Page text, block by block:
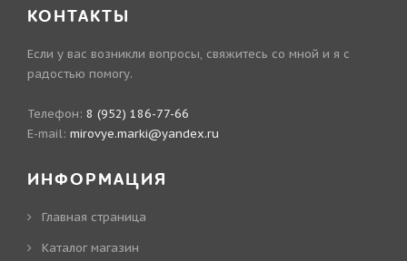
КОНТАКТЫ
Если у вас возникли вопросы, свяжитесь со мной и я с
радостью помогу.
Телефон: 8 (952) 186-77-66
E-mail: mirovye.marki@yandex.ru
ИНФОРМАЦИЯ
Главная страница
Каталог магазин